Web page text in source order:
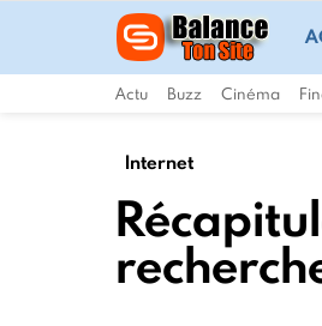
Actu Buzz Cinéma
Internet